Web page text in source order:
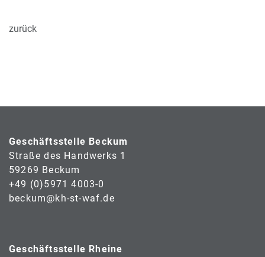
zurück
Geschäftsstelle Beckum
Straße des Handwerks 1
59269 Beckum
+49 (0)5971 4003-0
beckum@kh-st-waf.de
Geschäftsstelle Rheine